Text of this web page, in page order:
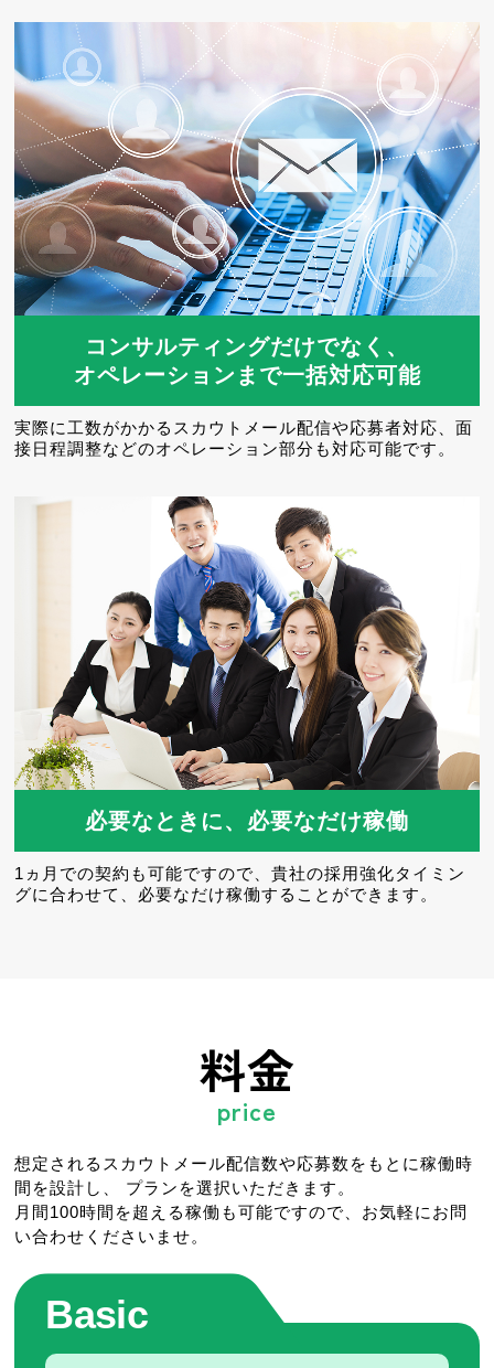
コンサルティングだけでなく、
オペレーションまで一括対応可能
実際に工数がかかるスカウトメール配信や応募者対応、面
接日程調整などのオペレーション部分も対応可能です。
必要なときに、必要なだけ稼働
1ヵ月での契約も可能ですので、貴社の採用強化タイミン
グに合わせて、必要なだけ稼働することができます。
料金
price
想定されるスカウトメール配信数や応募数をもとに稼働時
間を設計し、
プランを選択いただきます。
月間100時間を超える稼働も可能ですので、お気軽にお問
い合わせくださいませ。
Basic